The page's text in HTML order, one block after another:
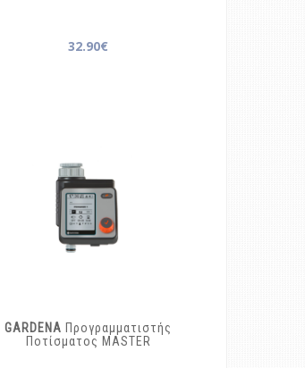
32.90€
GARDENA Προγραμματιστής
Ποτίσματος MASTER